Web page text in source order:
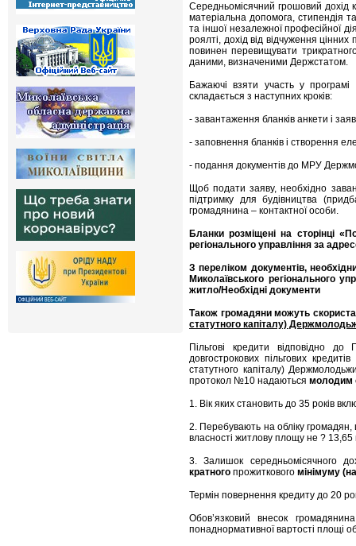
Середньомісячний грошовий дохід
матеріальна допомога, стипендія та
та іншої незалежної професійної
роялті, дохід від відчуження
повинен перевищувати трикратного
даними, визначеними Держстатом.
Бажаючі взяти участь у
складається з наступних кроків:
- завантаження бланків анкети і
- заповнення бланків і створення
- подання документів до МРУ
Щоб подати заяву, необхідно
підтримку для будівництва
громадянина – контактної особи.
Бланки розміщені на сторінці
регіонального управління за
З переліком документів,
Миколаївського регіонального
житло/Необхідні документи
Також громадяни можуть
статутного капіталу)
Пільгові кредити відповідно
довгострокових пільгових
статутного капіталу)
протокол №10 надаються молодим
1. Вік яких становить до 35 років
2. Перебувають на обліку
власності житлову площу не ? 13,65
3. Залишок середньомісячного
кратного прожиткового мінімуму
Термін повернення кредиту до 20
Обов’язковий внесок
понаднормативної вартості площі